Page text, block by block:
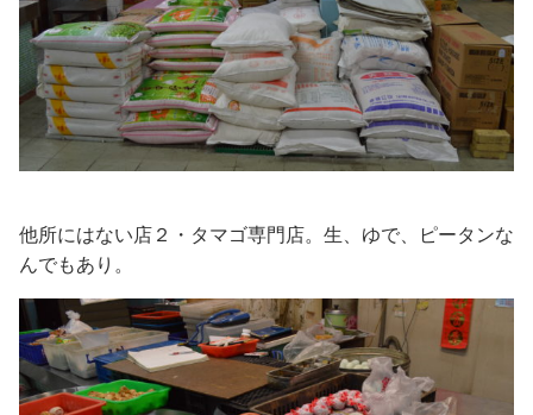
他所にはない店２・タマゴ専門店。生、ゆで、ピータンな
んでもあり。